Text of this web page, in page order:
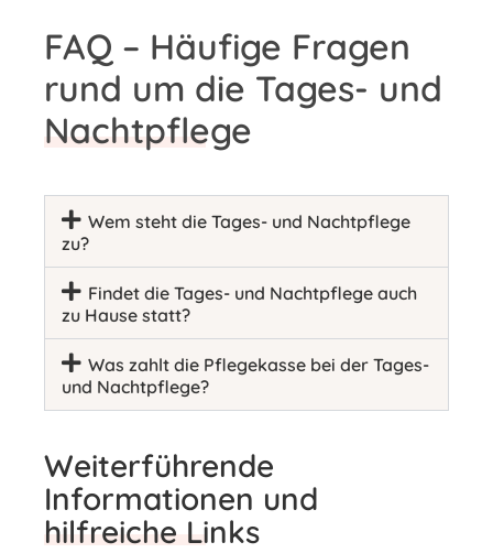
FAQ – Häufige Fragen
rund um die Tages- und
Nachtpflege
Wem steht die Tages- und Nachtpflege
zu?
Findet die Tages- und Nachtpflege auch
zu Hause statt?
Was zahlt die Pflegekasse bei der Tages-
und Nachtpflege?
Weiterführende
Informationen und
hilfreiche Links